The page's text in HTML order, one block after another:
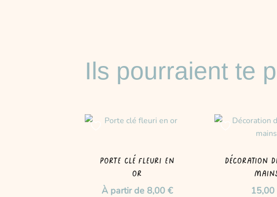
Ils pourraient te
Porte clé fleuri en
or
À partir de 8,00 €
Ce
plusieurs
variations.
Les
Décoration
15,00